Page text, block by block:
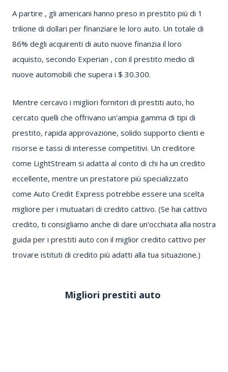
A partire , gli americani hanno preso in prestito più di 1
trilione di dollari per finanziare le loro auto. Un totale di
86% degli acquirenti di auto nuove finanzia il loro
acquisto, secondo Experian , con il prestito medio di
nuove automobili che supera i $ 30.300.
Mentre cercavo i migliori fornitori di prestiti auto, ho
cercato quelli che offrivano un'ampia gamma di tipi di
prestito, rapida approvazione, solido supporto clienti e
risorse e tassi di interesse competitivi. Un creditore
come LightStream si adatta al conto di chi ha un credito
eccellente, mentre un prestatore più specializzato
come Auto Credit Express potrebbe essere una scelta
migliore per i mutuatari di credito cattivo. (Se hai cattivo
credito, ti consigliamo anche di dare un'occhiata alla nostra
guida per i prestiti auto con il miglior credito cattivo per
trovare istituti di credito più adatti alla tua situazione.)
Migliori prestiti auto